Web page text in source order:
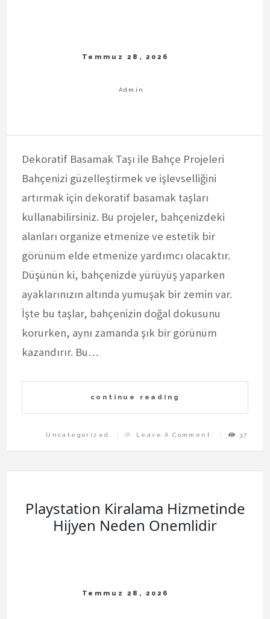
Dekoratif Basamak Taşı ile Bahçe Projeleri
Bahçenizi güzelleştirmek ve işlevselliğini
artırmak için dekoratif basamak taşları
kullanabilirsiniz. Bu projeler, bahçenizdeki
alanları organize etmenize ve estetik bir
görünüm elde etmenize yardımcı olacaktır.
Düşünün ki, bahçenizde yürüyüş yaparken
ayaklarınızın altında yumuşak bir zemin var.
İşte bu taşlar, bahçenizin doğal dokusunu
korurken, aynı zamanda şık bir görünüm
kazandırır. Bu…
continue reading
Uncategorized Leave A Comment
On
Dekoratif
Tasi
37
Playstation Kiralama Hizmetinde
Hijyen Neden Onemlidir